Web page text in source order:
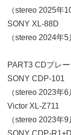
（stereo 2025年
SONY XL-88D
（stereo 2024年
PART3 CDプレ
SONY CDP-101
（stereo 2023年
Victor XL-Z711
（stereo 2023年
SONY CDP-